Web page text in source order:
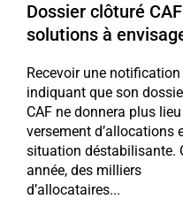
Dossier clôturé
solutions à
Recevoir une notification
indiquant que son
CAF ne donnera plus
versement d’allocations
situation déstabilisante.
année, des milliers
d’allocataires...